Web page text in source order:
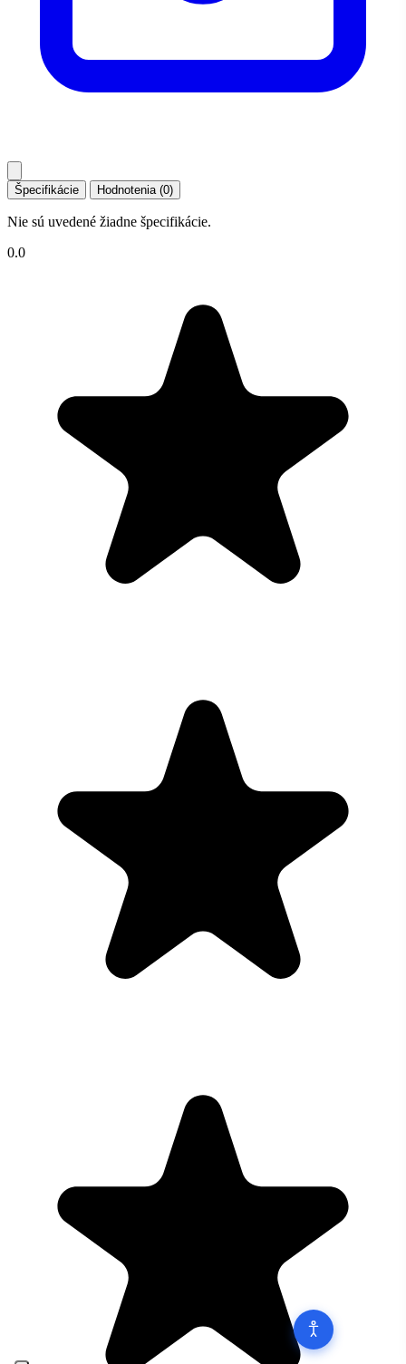
Špecifikácie Hodnotenia (0)
Nie sú uvedené žiadne špecifikácie.
0.0